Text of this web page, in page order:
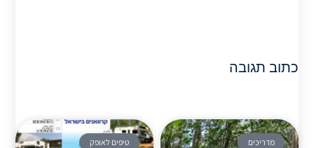
כתוב תגובה
מדריכים טיפים לאופק